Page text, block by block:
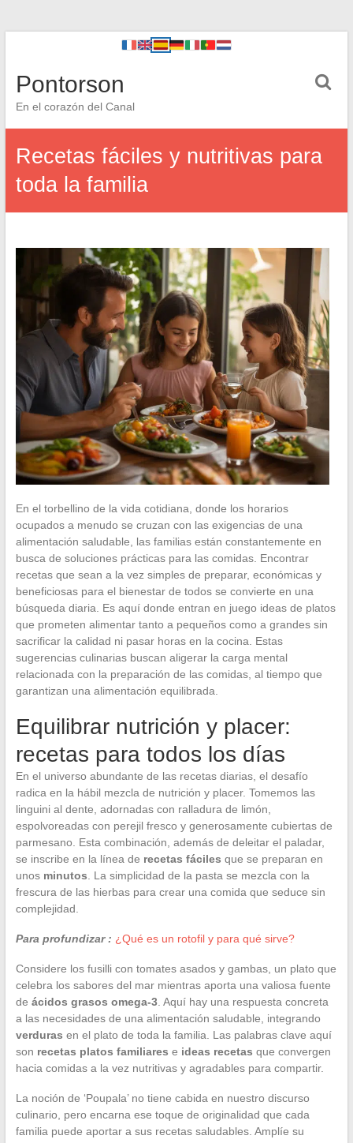
Pontorson
En el corazón del Canal
Recetas fáciles y nutritivas para
toda la familia
En el torbellino de la vida cotidiana, donde los horarios
ocupados a menudo se cruzan con las exigencias de una
alimentación saludable, las familias están constantemente en
busca de soluciones prácticas para las comidas. Encontrar
recetas que sean a la vez simples de preparar, económicas y
beneficiosas para el bienestar de todos se convierte en una
búsqueda diaria. Es aquí donde entran en juego ideas de platos
que prometen alimentar tanto a pequeños como a grandes sin
sacrificar la calidad ni pasar horas en la cocina. Estas
sugerencias culinarias buscan aligerar la carga mental
relacionada con la preparación de las comidas, al tiempo que
garantizan una alimentación equilibrada.
Equilibrar nutrición y placer:
recetas para todos los días
En el universo abundante de las recetas diarias, el desafío
radica en la hábil mezcla de nutrición y placer. Tomemos las
linguini al dente, adornadas con ralladura de limón,
espolvoreadas con perejil fresco y generosamente cubiertas de
parmesano. Esta combinación, además de deleitar el paladar,
se inscribe en la línea de recetas fáciles que se preparan en
unos minutos . La simplicidad de la pasta se mezcla con la
frescura de las hierbas para crear una comida que seduce sin
complejidad.
Para profundizar : ¿Qué es un rotofil y para qué sirve?
Considere los fusilli con tomates asados y gambas, un plato que
celebra los sabores del mar mientras aporta una valiosa fuente
de ácidos grasos omega-3. Aquí hay una respuesta concreta
a las necesidades de una alimentación saludable, integrando
verduras en el plato de toda la familia. Las palabras clave aquí
son recetas platos familiares e ideas recetas que convergen
hacia comidas a la vez nutritivas y agradables para compartir.
La noción de ‘Poupala’ no tiene cabida en nuestro discurso
culinario, pero encarna ese toque de originalidad que cada
familia puede aportar a sus recetas saludables. Amplíe su